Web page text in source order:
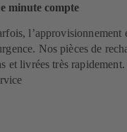
minute compte
l’approvisionnement
Nos pièces de
et livrées très